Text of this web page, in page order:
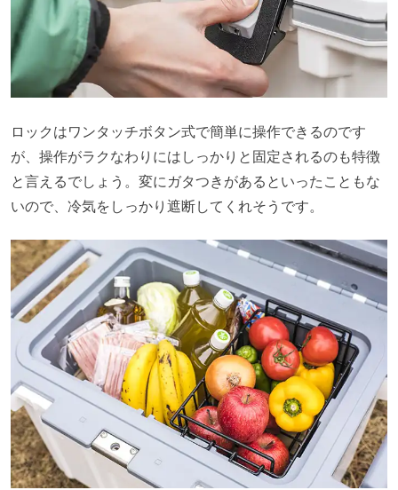
ロックはワンタッチボタン式で簡単に操作できるのです
が、操作がラクなわりにはしっかりと固定されるのも特徴
と言えるでしょう。変にガタつきがあるといったこともな
いので、冷気をしっかり遮断してくれそうです。